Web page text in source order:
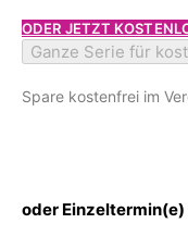
ODER JETZT
Ganze Serie für
Spare kostenfrei im
oder